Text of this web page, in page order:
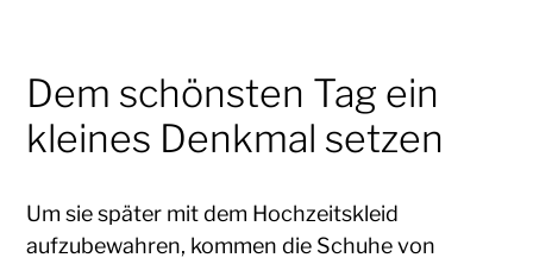
Dem schönsten Tag ein
kleines Denkmal setzen
Um sie später mit dem Hochzeitskleid
aufzubewahren, kommen die Schuhe von